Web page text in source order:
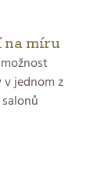
na míru
jednom z